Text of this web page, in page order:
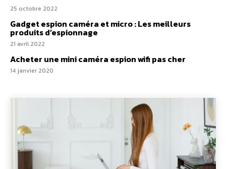
25 octobre 2022
Gadget espion caméra et micro : Les meilleurs
produits d’espionnage
21 avril 2022
Acheter une mini caméra espion wifi pas cher
14 janvier 2020